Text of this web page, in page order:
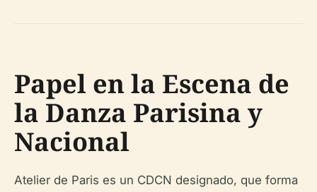
Papel en la Escena de
la Danza Parisina y
Nacional
Atelier de Paris es un CDCN designado, que forma